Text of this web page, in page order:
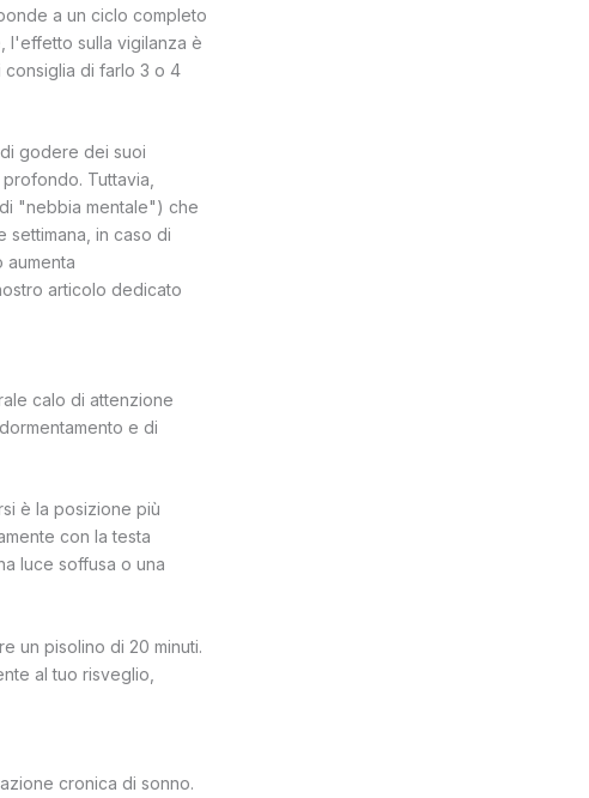
a un ciclo completo
l'effetto sulla vigilanza è
consiglia di farlo 3 o 4
godere dei suoi
Tuttavia,
"nebbia mentale") che
settimana, in caso di
aumenta
articolo dedicato
calo di attenzione
e di
è la posizione più
con la testa
luce soffusa o una
un pisolino di 20 minuti.
al tuo risveglio,
cronica di sonno.